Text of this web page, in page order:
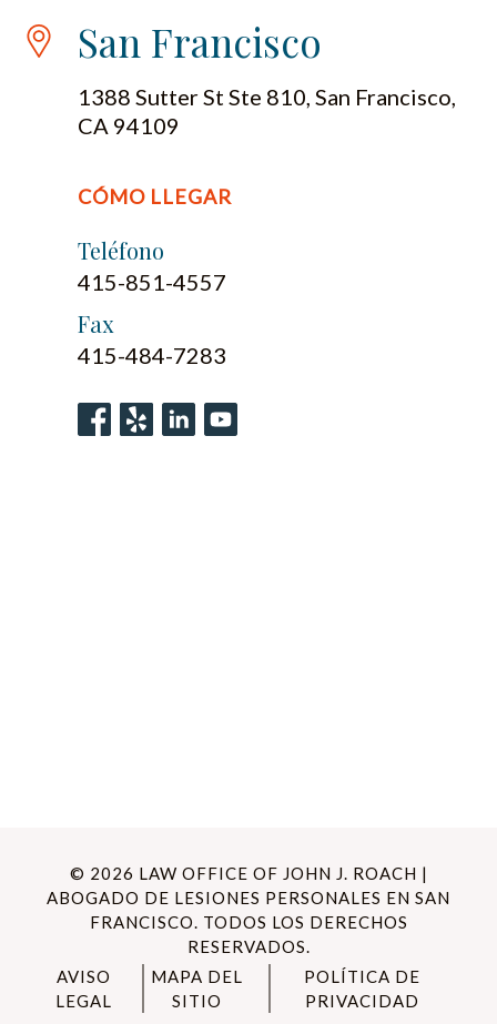
San Francisco
1388 Sutter St Ste 810, San Francisco,
CA 94109
CÓMO LLEGAR
Teléfono
415-851-4557
Fax
415-484-7283
© 2026 LAW OFFICE OF JOHN J. ROACH |
ABOGADO DE LESIONES PERSONALES EN SAN
FRANCISCO. TODOS LOS DERECHOS
RESERVADOS.
AVISO
LEGAL
MAPA DEL
SITIO
POLÍTICA DE
PRIVACIDAD